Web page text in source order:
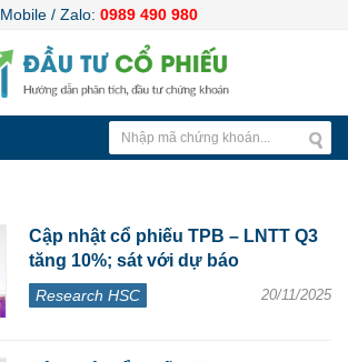
Mobile / Zalo: 0989 490 980
Cập nhật cổ phiếu TPB – LNTT Q3
tăng 10%; sát với dự báo
Research HSC 20/11/2025